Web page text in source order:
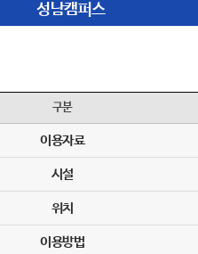
성남캠퍼스
구분
이용자료
시설
위치
이용방법